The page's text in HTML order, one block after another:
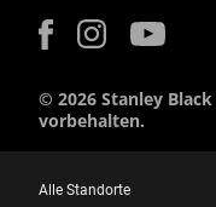
© 2026 Stanley
vorbehalten.
Alle Standorte